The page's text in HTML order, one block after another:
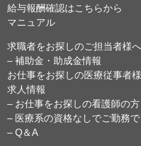
給与報酬確認はこちらから
マニュアル
求職者をお探しのご担当者様へ
– 補助金・助成金情報
お仕事をお探しの医療従事者
求人情報
– お仕事をお探しの看護師の方
– 医療系の資格なしでご勤務
– Q＆A